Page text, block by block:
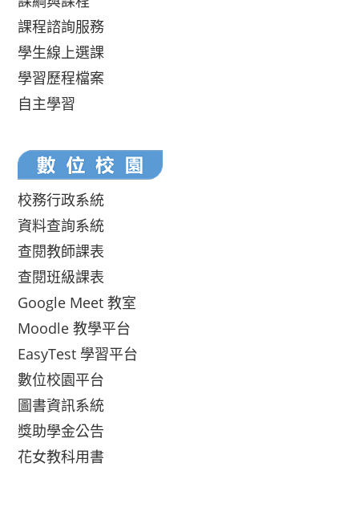
課程諮詢服務
學生線上選課
學習歷程檔案
自主學習
校務行政系統
資料查詢系統
查閱教師課表
查閱班級課表
Google Meet 教室
Moodle 教學平台
EasyTest 學習平台
數位校園平台
圖書資訊系統
獎助學金公告
花女教科用書